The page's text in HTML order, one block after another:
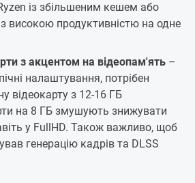
із збільшеним кешем або
високою продуктивністю на одне
з акцентом на відеопам'ять –
налаштування, потрібен
відеокарту з 12-16 ГБ
на 8 ГБ змушують знижувати
у FullHD. Також важливо, щоб
генерацію кадрів та DLSS